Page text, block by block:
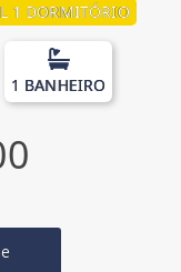
1 DORMITÓRIO
1 BANHEIRO